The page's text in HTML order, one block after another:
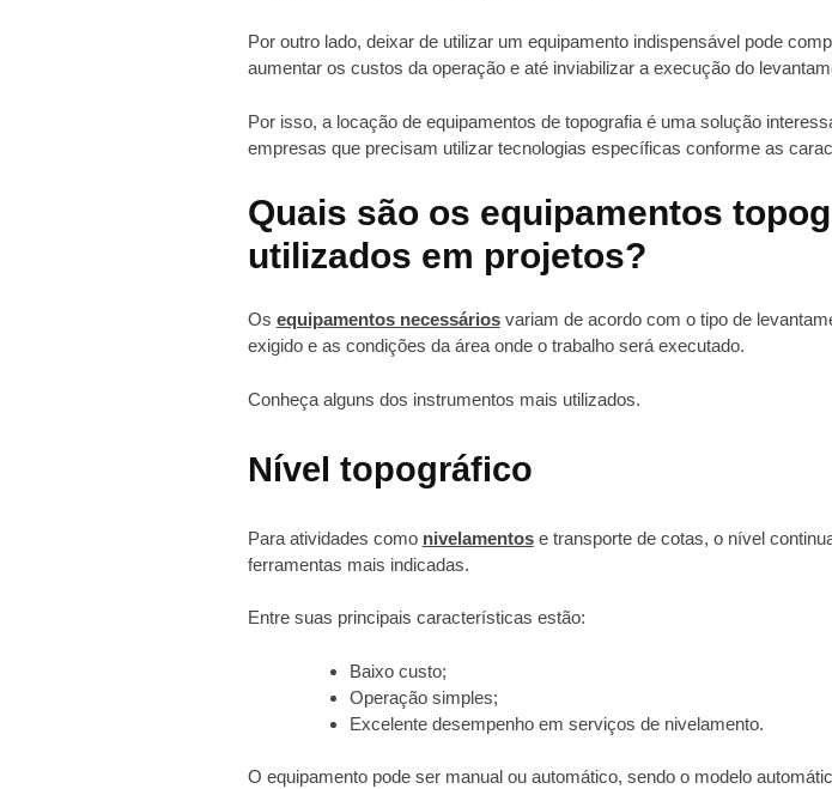
Por outro lado, deixar de utilizar um equipamento indispensável pode
aumentar os custos da operação e até inviabilizar a execução do
Por isso, a locação de equipamentos de topografia é uma solução
empresas que precisam utilizar tecnologias específicas conforme as
Quais são os equipamentos
utilizados em projetos?
Os equipamentos necessáriosvariam de acordo com o tipo de
exigido e as condições da área onde o trabalho será executado.
Conheça alguns dos instrumentos mais utilizados.
Nível topográfico
Para atividades como nivelamentose transporte de cotas, o nível
ferramentas mais indicadas.
Entre suas principais características estão:
Baixo custo;
Operação simples;
Excelente desempenho em serviços de nivelamento.
O equipamento pode ser manual ou automático, sendo o modelo